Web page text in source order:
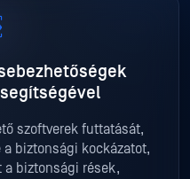
segítségével
szoftverek futtatását,
biztonsági kockázatot,
a biztonsági rések,